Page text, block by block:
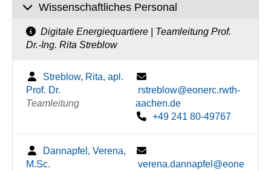
Wissenschaftliches Personal
Digitale Energiequartiere | Teamleitung Prof.
Dr.-Ing. Rita Streblow
Streblow, Rita, apl.
Prof. Dr.
Teamleitung
rstreblow@eonerc.rwth-
aachen.de
+49 241 80-49767
Dannapfel, Verena,
M.Sc.
verena.dannapfel@eone